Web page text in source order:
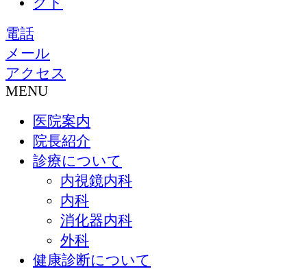
電話
メール
アクセス
MENU
医院案内
院長紹介
診療について
内視鏡内科
内科
消化器内科
外科
健康診断について